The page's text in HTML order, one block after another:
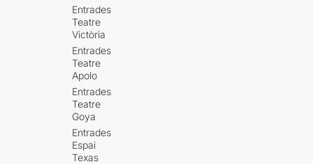
Entrades
Teatre
Victòria
Entrades
Teatre
Apolo
Entrades
Teatre
Goya
Entrades
Espai
Texas